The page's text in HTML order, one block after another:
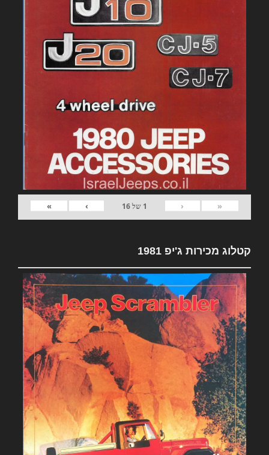
«
‹
1 של16
›
»
קטלוג מכירות ג'יפ 1981